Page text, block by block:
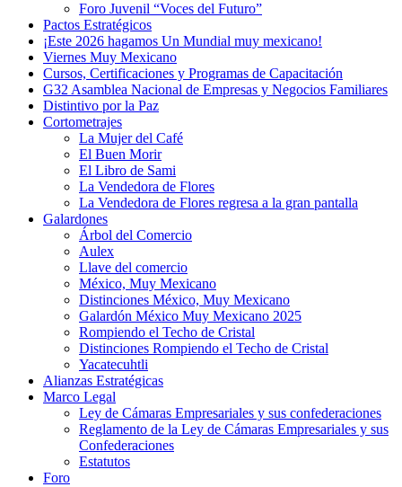
Foro Juvenil “Voces del Futuro”
Pactos Estratégicos
¡Este 2026 hagamos Un Mundial muy mexicano!
Viernes Muy Mexicano
Cursos, Certificaciones y Programas de Capacitación
G32 Asamblea Nacional de Empresas y Negocios Familiares
Distintivo por la Paz
Cortometrajes
La Mujer del Café
El Buen Morir
El Libro de Sami
La Vendedora de Flores
La Vendedora de Flores regresa a la gran pantalla
Galardones
Árbol del Comercio
Aulex
Llave del comercio
México, Muy Mexicano
Distinciones México, Muy Mexicano
Galardón México Muy Mexicano 2025
Rompiendo el Techo de Cristal
Distinciones Rompiendo el Techo de Cristal
Yacatecuhtli
Alianzas Estratégicas
Marco Legal
Ley de Cámaras Empresariales y sus confederaciones
Reglamento de la Ley de Cámaras Empresariales y sus
Confederaciones
Estatutos
Foro